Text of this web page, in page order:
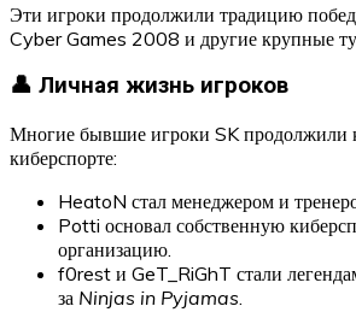
Эти игроки продолжили традицию
Cyber Games 2008 и другие крупные
👤 Личная жизнь игроков
Многие бывшие игроки SK продолжили
киберспорте:
HeatoN стал менеджером и
Potti основал собственную
организацию.
f0rest и GeT_RiGhT стали
за Ninjas in Pyjamas.